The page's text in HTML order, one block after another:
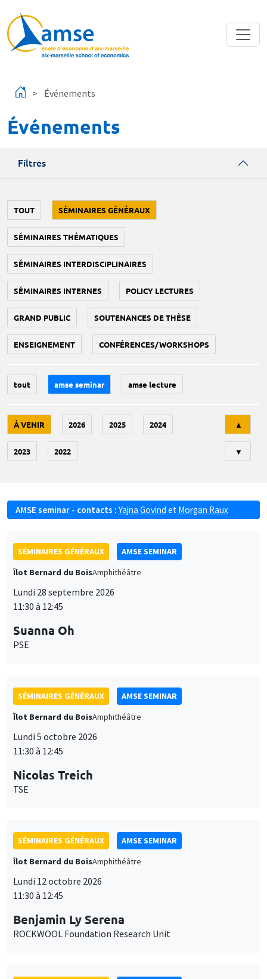
Événements
Événements
Filtres
TOUT SÉMINAIRES GÉNÉRAUX
SÉMINAIRES THÉMATIQUES
SÉMINAIRES INTERDISCIPLINAIRES
SÉMINAIRES INTERNES POLICY LECTURES
GRAND PUBLIC SOUTENANCES DE THÈSE
ENSEIGNEMENT CONFÉRENCES/WORKSHOPS
tout amse seminar amse lecture
À VENIR 2026 2025 2024
2023 2022
▲
▼
AMSE seminar - contacts : Yajna Govind et Morgan Raux
SÉMINAIRES GÉNÉRAUX
AMSE SEMINAR
Îlot Bernard du BoisAmphithéâtre
Lundi 28 septembre 2026
11:30 à 12:45
Suanna Oh
PSE
SÉMINAIRES GÉNÉRAUX
AMSE SEMINAR
Îlot Bernard du BoisAmphithéâtre
Lundi 5 octobre 2026
11:30 à 12:45
Nicolas Treich
TSE
SÉMINAIRES GÉNÉRAUX
AMSE SEMINAR
Îlot Bernard du BoisAmphithéâtre
Lundi 12 octobre 2026
11:30 à 12:45
Benjamin Ly Serena
ROCKWOOL Foundation Research Unit